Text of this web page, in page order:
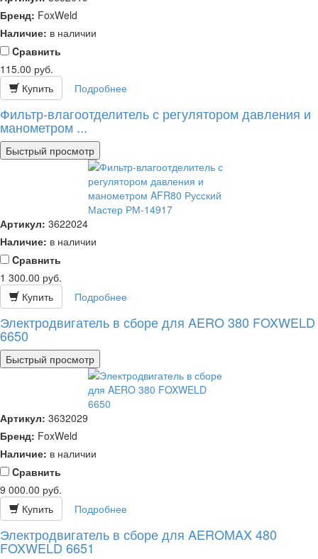
Бренд: FoxWeld
Наличие: в наличии
Cравнить
115.00 руб.
Купить
Подробнее
Фильтр-влагоотделитель с регулятором давления и
манометром ...
Быстрый просмотр
Артикул: 3622024
Наличие: в наличии
Cравнить
1 300.00 руб.
Купить
Подробнее
Электродвигатель в сборе для AERO 380 FOXWELD
6650
Быстрый просмотр
Артикул: 3632029
Бренд: FoxWeld
Наличие: в наличии
Cравнить
9 000.00 руб.
Купить
Подробнее
Электродвигатель в сборе для AEROMAX 480
FOXWELD 6651